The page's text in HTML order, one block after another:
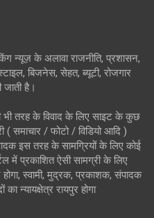
न्यूज़ के अलावा राजनीति, प्रशासन,
बिजनेस, सेहत, ब्यूटी, रोजगार
है।
तरह के विवाद के लिए साइट के कुछ
( समाचार / फोटो / विडियो आदि )
इस तरह के सामग्रियों के लिए कोई
में प्रकाशित ऐसी सामग्री के लिए
स्वामी, मुद्रक, प्रकाशक, संपादक
का न्यायक्षेत्र रायपुर होगा